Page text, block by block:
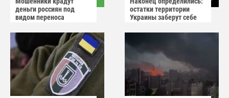
деньги россиян под
видом переноса
остатки территории
Украины заберут себе